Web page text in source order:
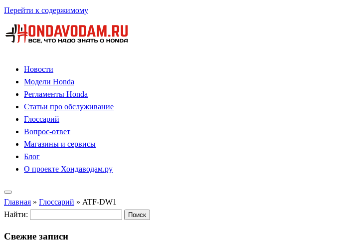
Перейти к содержимому
Новости
Модели Honda
Регламенты Honda
Статьи про обслуживание
Глоссарий
Вопрос-ответ
Магазины и сервисы
Блог
О проекте Хондаводам.ру
Главная » Глоссарий » ATF-DW1
Найти:
Свежие записи